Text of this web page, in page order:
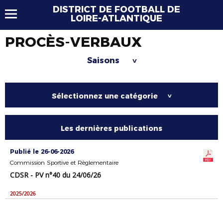
DISTRICT DE FOOTBALL DE
LOIRE-ATLANTIQUE
PROCÈS-VERBAUX
Saisons >
Sélectionnez une catégorie >
Les dernières publications
Publié le 26-06-2026
Commission Sportive et Règlementaire
CDSR - PV n°40 du 24/06/26
2025/2026